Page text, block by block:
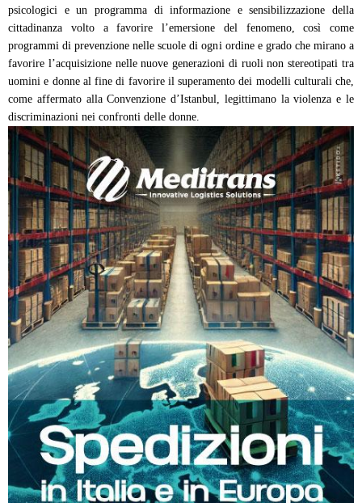
psicologici e un programma di informazione e sensibilizzazione della
cittadinanza volto a favorire l’emersione del fenomeno, così come
programmi di prevenzione nelle scuole di ogni ordine e grado che mirano a
favorire l’acquisizione nelle nuove generazioni di ruoli non stereotipati tra
uomini e donne al fine di favorire il superamento dei modelli culturali che,
come affermato alla Convenzione d’Istanbul, legittimano la violenza e le
discriminazioni nei confronti delle donne.